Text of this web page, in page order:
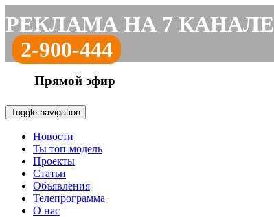
РЕКЛАМА НА 7 КАНАЛЕ
2-900-444
Прямой эфир
Toggle navigation
Новости
Ты топ-модель
Проекты
Статьи
Объявления
Телепрограмма
О нас